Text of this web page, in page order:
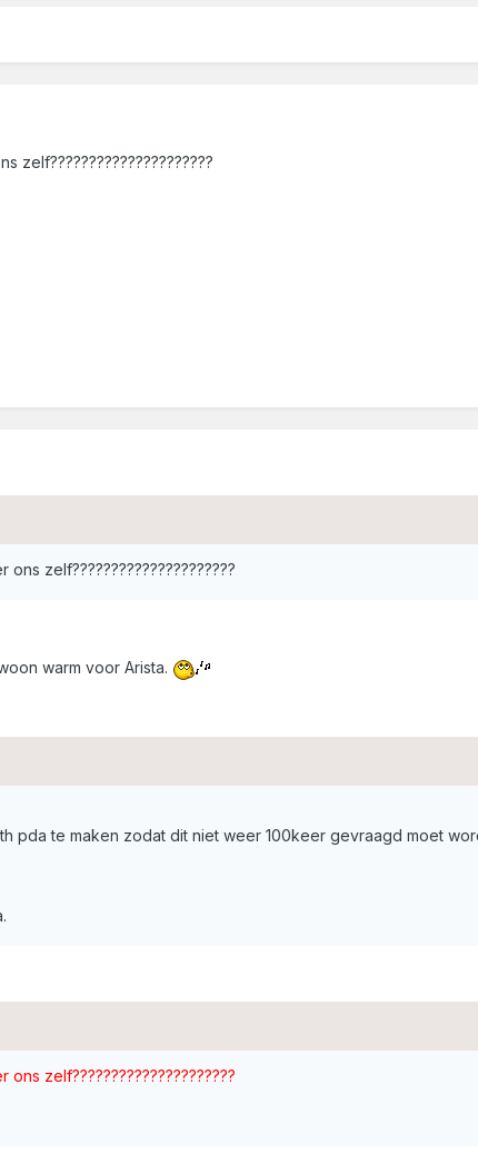
ons zelf?????????????????????
warm voor Arista.
pda te maken zodat dit niet weer 100keer gevraagd moet
ons zelf?????????????????????